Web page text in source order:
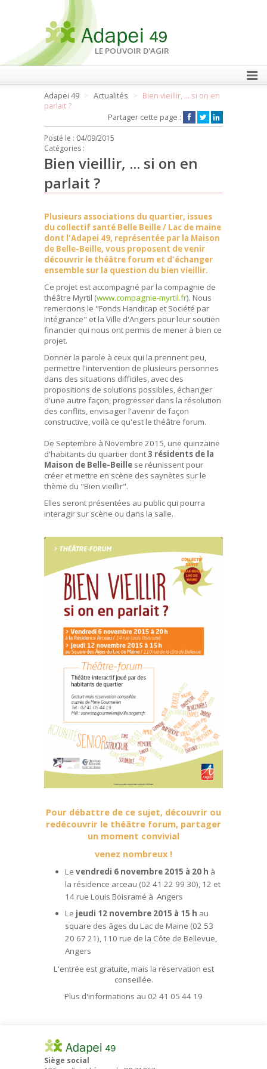
LE POUVOIR D'AGIR
FAIRE UN DON
Adapei 49 Actualités
Bien vieillir, ... si on en
parlait ?
Partager cette page :
Posté le : 04/09/2015
Catégories :
Bien vieillir, ... si on en
parlait ?
Plusieurs associations du quartier, issues
du collectif santé Belle Beille / Lac de maine
dont l'Adapei 49, représentée par la Maison
de Belle-Beille, vous proposent de venir
découvrir le théâtre forum et d'échanger
ensemble sur la question du bien vieillir.
Ce projet est accompagné par la compagnie de
théâtre Myrtil (www.compagnie-myrtil.fr). Nous
remercions le "Fonds Handicap et Société par
Intégrance" et la Ville d'Angers pour leur soutien
financier qui nous ont permis de mener à bien ce
projet.
Donner la parole à ceux qui la prennent peu,
permettre l'intervention de plusieurs personnes
dans des situations difficiles, avec des
propositions de solutions possibles, échanger
d'une autre façon, progresser dans la résolution
des conflits, envisager l'avenir de façon
constructive, voilà ce qu'est le théâtre forum.
De Septembre à Novembre 2015, une quinzaine
d'habitants du quartier dont3 résidents de la
Maison de Belle-Beille se réunissent pour
créer et mettre en scène des saynètes sur le
thème du "Bien vieillir".
Elles seront présentées au public qui pourra
interagir sur scène ou dans la salle.
Pour débattre de ce sujet, découvrir ou
redécouvrir le théâtre forum, partager
un moment convivial
venez nombreux !
Le vendredi 6 novembre 2015 à 20 h à
la résidence arceau (02 41 22 99 30), 12 et
14 rue Louis Boisramé à Angers
Le jeudi 12 novembre 2015 à 15 h au
square des âges du Lac de Maine (02 53
20 67 21), 110 rue de la Côte de Bellevue,
Angers
L'entrée est gratuite, mais la réservation est
conseillée.
Plus d'informations au 02 41 05 44 19
Siège social